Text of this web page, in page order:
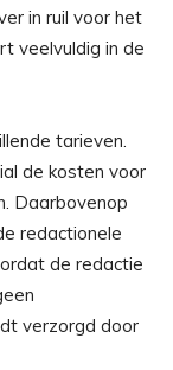
in ruil voor het
veelvuldig in de
tarieven.
de kosten voor
Daarbovenop
redactionele
de redactie
verzorgd door